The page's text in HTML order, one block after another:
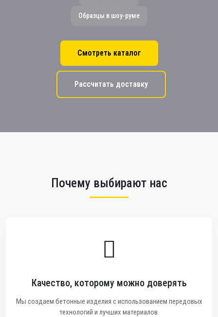
Образцы в шоу-руме
Смотреть каталог
Рассчитать доставку
Почему выбирают нас
Качество, которому можно доверять
Мы создаем бетонные изделия с использованием передовых
технологий и лучших материалов.